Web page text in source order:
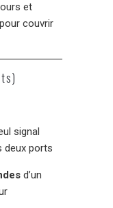
et
couvrir
signal
deux ports
d’un